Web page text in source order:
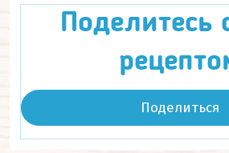
Поделитесь
Поделиться